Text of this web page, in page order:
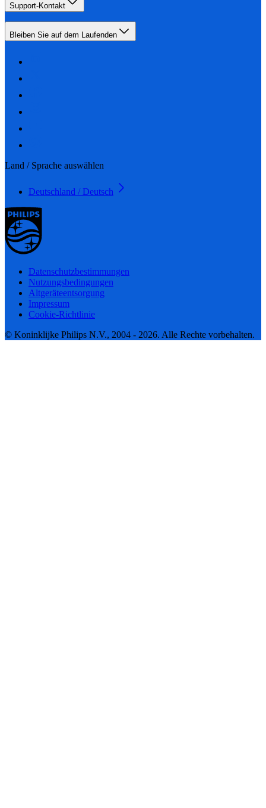
Support-Kontakt
Bleiben Sie auf dem Laufenden
Land / Sprache auswählen
Deutschland / Deutsch
Datenschutzbestimmungen
Nutzungsbedingungen
Altgeräteentsorgung
Impressum
Cookie-Richtlinie
© Koninklijke Philips N.V., 2004 - 2026. Alle Rechte vorbehalten.